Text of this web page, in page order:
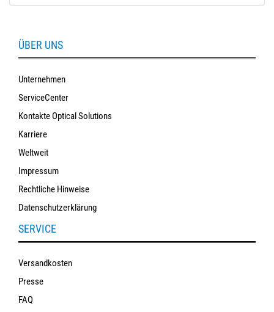
ÜBER UNS
Unternehmen
ServiceCenter
Kontakte Optical Solutions
Karriere
Weltweit
Impressum
Rechtliche Hinweise
Datenschutzerklärung
SERVICE
Versandkosten
Presse
FAQ